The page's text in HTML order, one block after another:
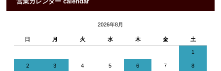
2026年8月
日 月 火 水 木 金 土
1
2 3 4 5 6 7 8